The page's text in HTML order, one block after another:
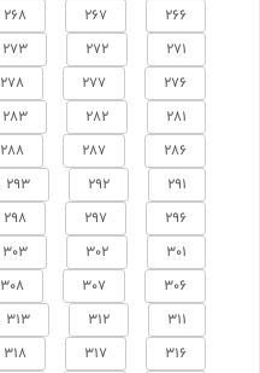
266
267
268
271
272
273
276
277
278
281
282
283
286
287
288
291
292
293
296
297
298
301
302
303
306
307
308
311
312
313
316
317
318